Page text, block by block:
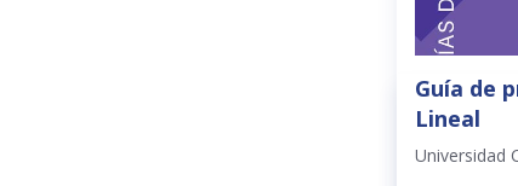
Guía de
Lineal
Universidad